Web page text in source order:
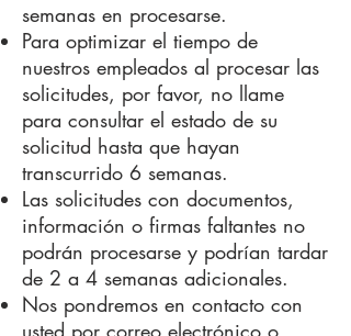
semanas en procesarse.
Para optimizar el tiempo de
nuestros empleados al procesar las
solicitudes, por favor, no llame
para consultar el estado de su
solicitud hasta que hayan
transcurrido 6 semanas.
Las solicitudes con documentos,
información o firmas faltantes no
podrán procesarse y podrían tardar
de 2 a 4 semanas adicionales.
Nos pondremos en contacto con
usted por correo electrónico o